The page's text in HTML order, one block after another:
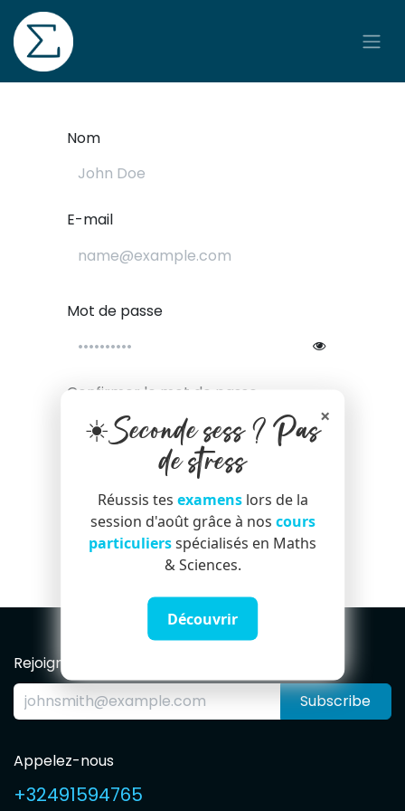
Se rendre au contenu
Nom
E-mail
Mot de passe
Confirmer le mot de passe
S'inscrire
Vous avez déjà un compte ?
Rejoignez notre Newsletter
Subscribe
Appelez-nous
+32491594765
×
☀️Seconde sess ? Pas
de stress
Réussis tes examenslors de la
session d'août grâce à nos cours
particuliersspécialisés en Maths
& Sciences.
Découvrir